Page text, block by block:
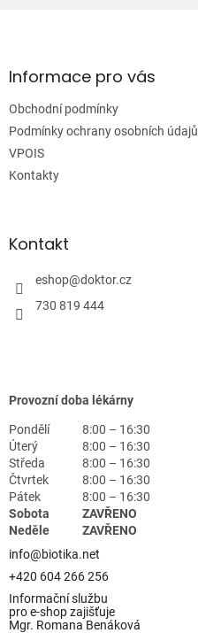
aInformace pro vás
Obchodní podmínky
Podmínky ochrany osobních údajů
VPOIS
Kontakty
Kontakt
eshop@doktor.cz
730 819 444
Provozní doba lékárny
Pondělí
8:00 – 16:30
Úterý
8:00 – 16:30
Středa
8:00 – 16:30
Čtvrtek
8:00 – 16:30
Pátek
8:00 – 16:30
Sobota
ZAVŘENO
Neděle
ZAVŘENO
info@biotika.net
+420 604 266 256
Informační službu
pro e-shop zajišťuje
Mgr. Romana Benáková